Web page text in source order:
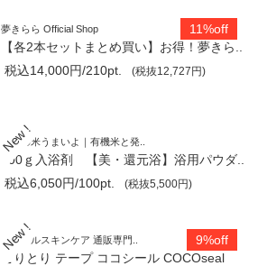
11%off
夢きらら Official Shop
【各2本セットまとめ買い】お得！夢きら..
税込14,000円/210pt.
(税抜12,727円)
うちの米うまいよ｜有機米と発..
500ｇ入浴剤 【美・還元浴】浴用パウダ..
税込6,050円/100pt.
(税抜5,500円)
9%off
ミネラルスキンケア 通販専門..
こりとり テープ ココシール COCOseal